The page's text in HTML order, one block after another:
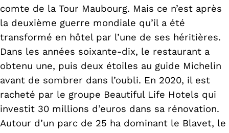
comte de la Tour Maubourg. Mais ce n’est après
la deuxième guerre mondiale qu’il a été
transformé en hôtel par l’une de ses héritières.
Dans les années soixante-dix, le restaurant a
obtenu une, puis deux étoiles au guide Michelin
avant de sombrer dans l’oubli. En 2020, il est
racheté par le groupe Beautiful Life Hotels qui
investit 30 millions d’euros dans sa rénovation.
Autour d’un parc de 25 ha dominant le Blavet, le